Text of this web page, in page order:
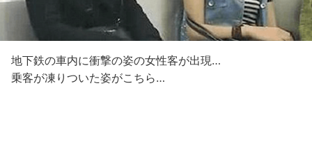
地下鉄の車内に衝撃の姿の女性客が出現…
乗客が凍りついた姿がこちら…